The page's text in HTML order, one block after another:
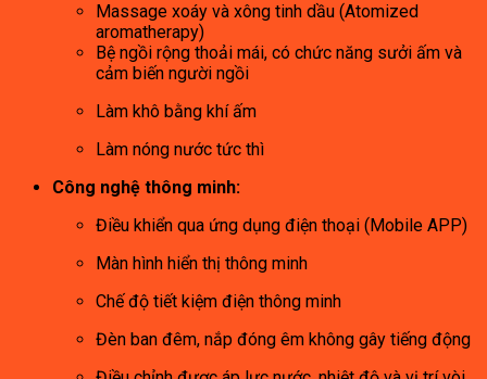
Massage xoáy và xông tinh dầu (Atomized
aromatherapy)
Bệ ngồi rộng thoải mái, có chức năng sưởi ấm và
cảm biến người ngồi
Làm khô bằng khí ấm
Làm nóng nước tức thì
Công nghệ thông minh:
Điều khiển qua ứng dụng điện thoại (Mobile APP)
Màn hình hiển thị thông minh
Chế độ tiết kiệm điện thông minh
Đèn ban đêm, nắp đóng êm không gây tiếng động